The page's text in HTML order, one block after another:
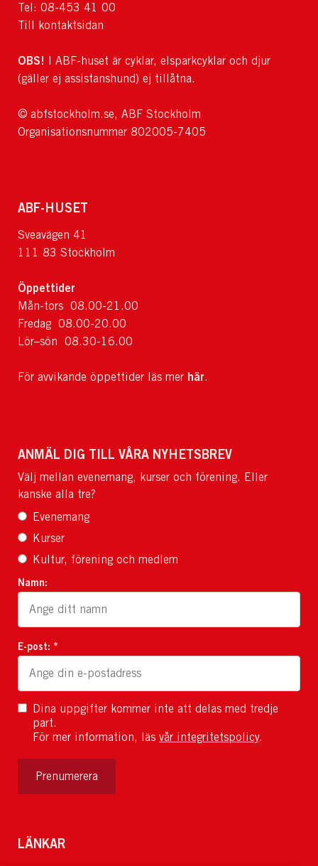
Tel: 08-453 41 00
Till kontaktsidan
OBS! I ABF-huset är cyklar, elsparkcyklar och djur
(gäller ej assistanshund) ej tillåtna.
© abfstockholm.se, ABF Stockholm
Organisationsnummer 802005-7405
ABF-HUSET
Sveavägen 41
111 83 Stockholm
Öppettider
Mån-tors 08.00-21.00
Fredag 08.00-20.00
Lör–sön 08.30-16.00
För avvikande öppettider läs mer här.
ANMÄL DIG TILL VÅRA NYHETSBREV
Välj mellan evenemang, kurser och förening. Eller
kanske alla tre?
Evenemang
Kurser
Kultur, förening och medlem
Namn:
E-post: *
Dina uppgifter kommer inte att delas med tredje
part.
För mer information, läs vår integritetspolicy.
Prenumerera
LÄNKAR